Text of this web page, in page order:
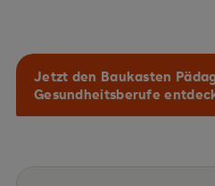
Jetzt den Baukasten
Gesundheitsberufe